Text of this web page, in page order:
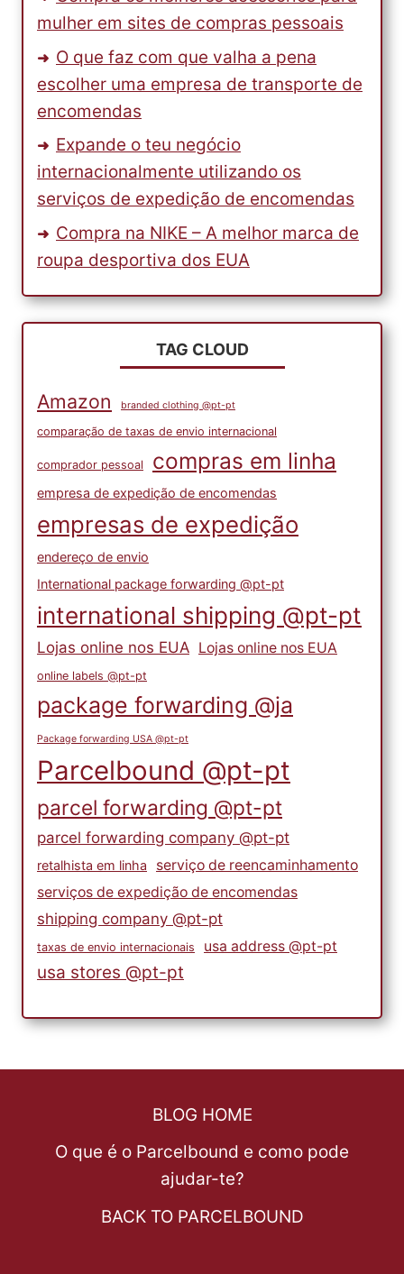
mulher em sites de compras pessoais
O que faz com que valha a pena
escolher uma empresa de transporte de
encomendas
Expande o teu negócio
internacionalmente utilizando os
serviços de expedição de encomendas
Compra na NIKE – A melhor marca de
roupa desportiva dos EUA
TAG CLOUD
Amazon branded clothing @pt-pt
comparação de taxas de envio internacional
comprador pessoal compras em linha
empresa de expedição de encomendas
empresas de expedição
endereço de envio
International package forwarding @pt-pt
international shipping @pt-pt
Lojas online nos EUA Lojas online nos EUA
online labels @pt-pt
package forwarding @ja
Package forwarding USA @pt-pt
Parcelbound @pt-pt
parcel forwarding @pt-pt
parcel forwarding company @pt-pt
retalhista em linha
serviço de reencaminhamento
serviços de expedição de encomendas
shipping company @pt-pt
taxas de envio internacionais usa address @pt-pt
usa stores @pt-pt
BLOG HOME
O que é o Parcelbound e como pode
ajudar-te?
BACK TO PARCELBOUND